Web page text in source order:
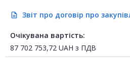
description Звіт про договір про
Очікувана вартість:
87 702 753,72 UAH з ПДВ